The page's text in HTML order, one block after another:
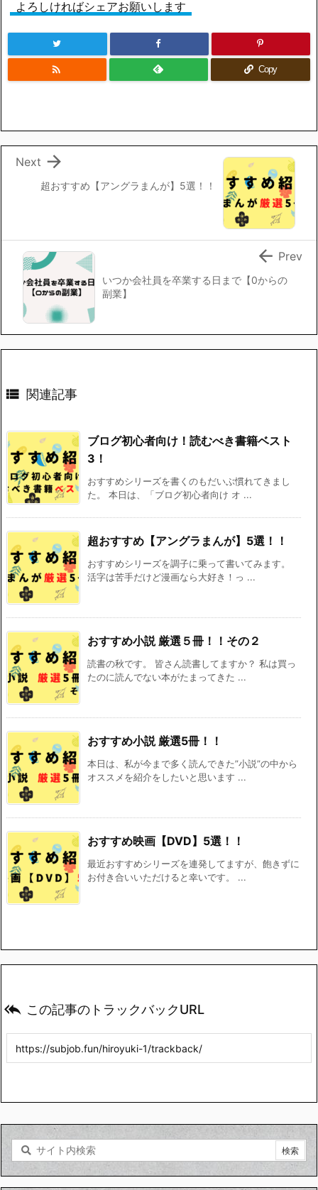
よろしければシェアお願いします
 Copy
超おすすめ【アングラまんが】5選！！

Next
いつか会社員を卒業する日まで【0からの
副業】
 Prev
 関連記事
ブログ初心者向け！読むべき書籍ベスト
3！
おすすめシリーズを書くのもだいぶ慣れてきまし
た。 本日は、「ブログ初心者向け オ ...
超おすすめ【アングラまんが】5選！！
おすすめシリーズを調子に乗って書いてみます。
活字は苦手だけど漫画なら大好き！っ ...
おすすめ小説 厳選５冊！！その２
読書の秋です。 皆さん読書してますか？ 私は買っ
たのに読んでない本がたまってきた ...
おすすめ小説 厳選5冊！！
本日は、私が今まで多く読んできた”小説”の中から
オススメを紹介をしたいと思います ...
おすすめ映画【DVD】5選！！
最近おすすめシリーズを連発してますが、飽きずに
お付き合いいただけると幸いです。 ...
 この記事のトラックバックURL